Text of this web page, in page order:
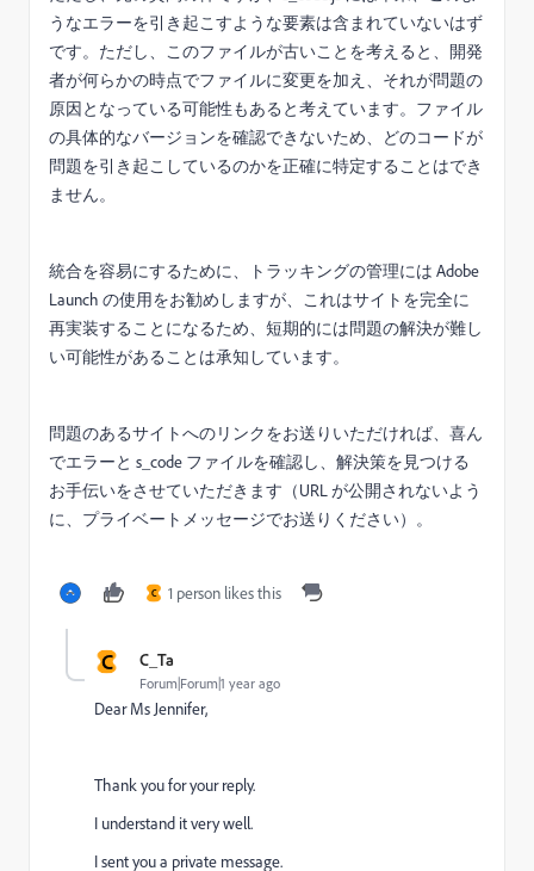
うなエラーを引き起こすような要素は含まれていないはず
です。ただし、このファイルが古いことを考えると、開発
者が何らかの時点でファイルに変更を加え、それが問題の
原因となっている可能性もあると考えています。ファイル
の具体的なバージョンを確認できないため、どのコードが
問題を引き起こしているのかを正確に特定することはでき
ません。
統合を容易にするために、トラッキングの管理には Adob​​e
Launch の使用をお勧めしますが、これはサイトを完全に
再実装することになるため、短期的には問題の解決が難し
い可能性があることは承知しています。
問題のあるサイトへのリンクをお送りいただければ、喜ん
でエラーと s_code ファイルを確認し、解決策を見つける
お手伝いをさせていただきます（URL が公開されないよう
に、プライベートメッセージでお送りください）。
C 1 person likes this
C C_Ta
Forum|Forum|1 year ago
Dear Ms Jennifer,
Thank you for your reply.
I understand it very well.
I sent you a private message.